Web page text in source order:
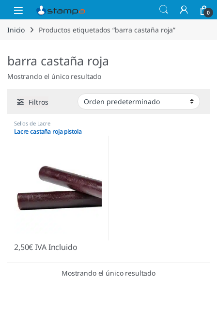
Saltar a la navegación
Saltar al contenido
Open 0
Inicio Productos etiquetados “barra castaña roja”
barra castaña roja
Mostrando el único resultado
Filtros
Sellos de Lacre
Lacre castaña roja pistola
2,50€IVA Incluido
Mostrando el único resultado